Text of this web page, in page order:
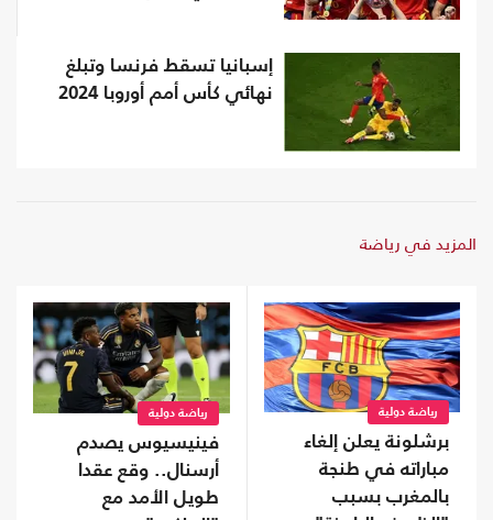
إسبانيا تسقط فرنسا وتبلغ
نهائي كأس أمم أوروبا 2024
المزيد في رياضة
رياضة دولية
برشلونة يعلن إلغاء
مباراته في طنجة
بالمغرب بسبب
رياضة دولية
فينيسيوس يصدم
أرسنال.. وقع عقدا
طويل الأمد مع